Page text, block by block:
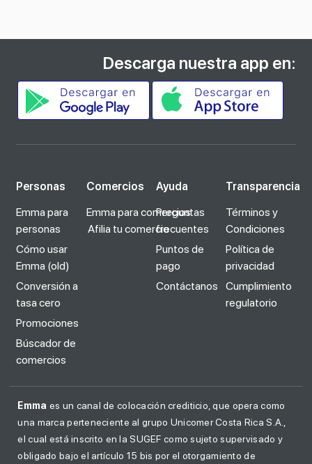
Descarga nuestra app en:
Personas
Emma para
personas
Cómo usar
Emma (old)
Conversión a
tasa cero
Promociones
Búscador de
comercios
Comercios
Emma para comercios
Afilia tu comercio
Ayuda
Preguntas
frecuentes
Puntos de
pago
Contáctanos
Transparencia
Términos y
Condiciones
Política de
privacidad
Cumplimiento
regulatorio
Emma es un canal de colocación crediticio, que opera como
una marca perteneciente al grupo Unicomer Costa Rica S.A.,
el cual está inscrito en la SUGEF como sujeto supervisado y
obligado bajo el artículo 15 bis por el otorgamiento de